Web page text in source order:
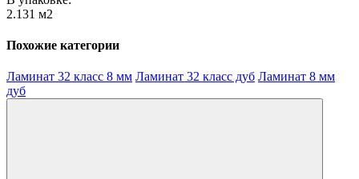
2.131 м2
Похожие категории
Ламинат 32 класс 8 мм Ламинат 32 класс дуб Ламинат 8 мм
дуб